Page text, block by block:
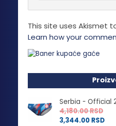
This site uses Akismet
Learn how your
Serbia - Official
4,180.00RSD
3,344.00 RSD